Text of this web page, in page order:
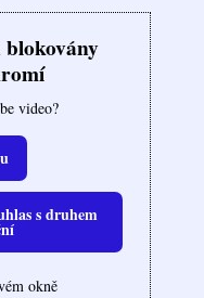
video?
s druhem
okně